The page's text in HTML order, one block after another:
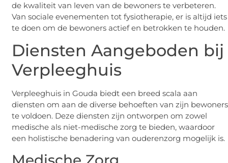
de kwaliteit van leven van de bewoners te verbeteren.
Van sociale evenementen tot fysiotherapie, er is altijd iets
te doen om de bewoners actief en betrokken te houden.
Diensten Aangeboden bij
Verpleeghuis
Verpleeghuis in Gouda biedt een breed scala aan
diensten om aan de diverse behoeften van zijn bewoners
te voldoen. Deze diensten zijn ontworpen om zowel
medische als niet-medische zorg te bieden, waardoor
een holistische benadering van ouderenzorg mogelijk is.